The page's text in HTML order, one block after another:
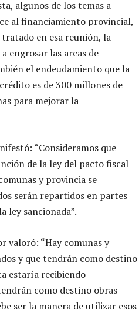
algunos de los temas a
al financiamiento provincial,
en esa reunión, la
engrosar las arcas de
el endeudamiento que la
es de 300 millones de
para mejorar la
“Consideramos que
de la ley del pacto fiscal
y provincia se
serán repartidos en partes
ley sancionada”.
valoró: “Hay comunas y
y que tendrán como destino
estaría recibiendo
como destino obras
ser la manera de utilizar esos